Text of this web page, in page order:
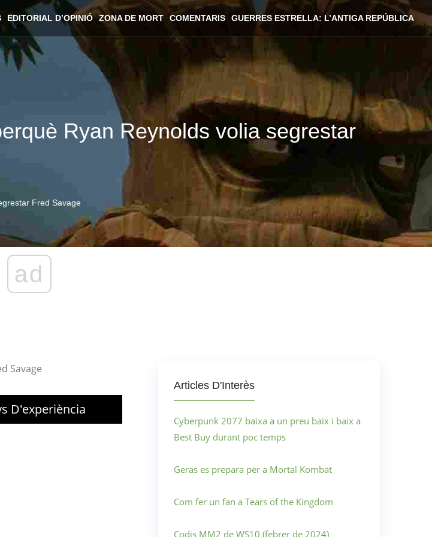
EDITORIAL D’OPINIÓ ZONA DE MORT COMENTARIS GUERRES ESTRELLA: L’ANTIGA REPÚBLICA
Ryan Reynolds volia segrestar
Fred Savage
ad
Savage
D'experiència
Articles D'Interès
Cyberpunk 2077 baixa a un preu baix i baix a
Best Buy durant poc temps
Geras es prepara per a Mortal Kombat
Com fer un fan a Tears of the Kingdom
Codis MM2 de WS10 (febrer de 2024)